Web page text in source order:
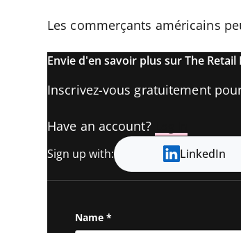
Les commerçants américains
Envie d'en savoir plus sur The Retail
Inscrivez-vous gratuitement
Have an account?
Sign up with: LinkedIn
Name *